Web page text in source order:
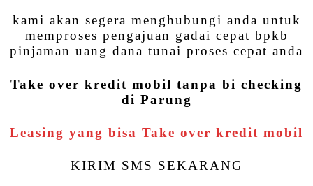
kami akan segera menghubungi anda untuk
memproses pengajuan gadai cepat bpkb
pinjaman uang dana tunai proses cepat anda
Take over kredit mobil tanpa bi checking
di Parung
Leasing yang bisa Take over kredit mobil
KIRIM SMS SEKARANG